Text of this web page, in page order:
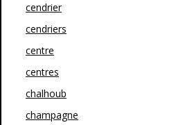
cendrier
cendriers
centre
centres
chalhoub
champagne